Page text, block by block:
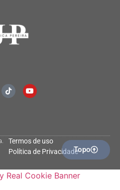
Termos de uso
Política de PrivacidadeTopo
Real Cookie Banner